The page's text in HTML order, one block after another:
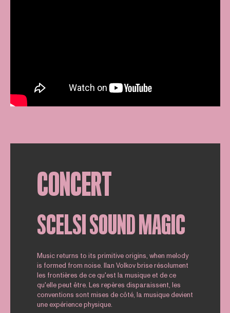
CONCERT
SCELSI SOUND MAGIC
Music returns to its primitive origins, when melody
is formed from noise. Ilan Volkov brise résolument
les frontières de ce qu'est la musique et de ce
qu'elle peut être. Les repères disparaissent, les
conventions sont mises de côté, la musique devient
une expérience physique.